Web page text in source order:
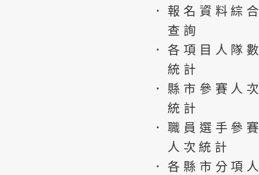
．報名資料綜合
查詢
．各項目人隊數
統計
．縣市參賽人次
統計
．職員選手參賽
人次統計
．各縣市分項人